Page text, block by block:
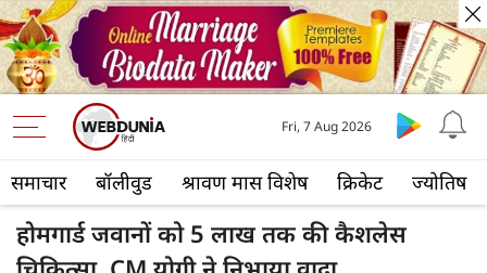
समाचार बॉलीवुड श्रावण मास विशेष क्रिकेट ज्योतिष
Fri, 7 Aug 2026
होमगार्ड जवानों को 5 लाख तक की कैशलेस